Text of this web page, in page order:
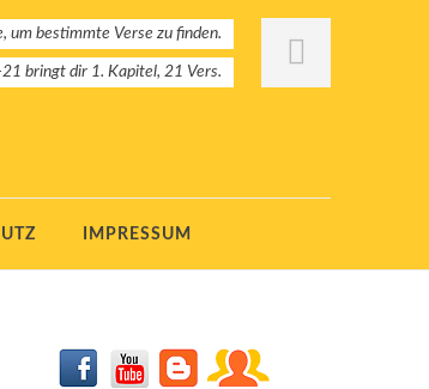
um bestimmte Verse zu finden.
21 bringt dir 1. Kapitel, 21 Vers.
IMPRESSUM